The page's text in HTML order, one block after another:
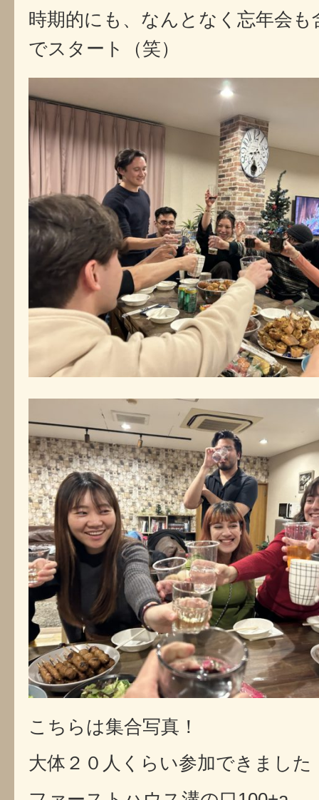
時期的にも、なんとなく忘年会も
でスタート（笑）
こちらは集合写真！
大体２０人くらい参加できました